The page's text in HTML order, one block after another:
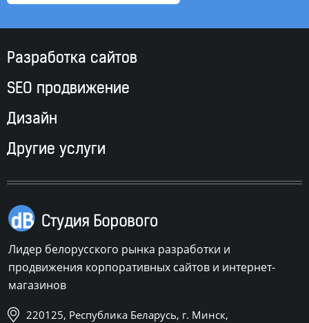
Разработка сайтов
SEO продвижение
Дизайн
Другие услуги
Лидер белорусского рынка разработки и
продвижения корпоративных сайтов и интернет-
магазинов
220125, Республика Беларусь, г. Минск,